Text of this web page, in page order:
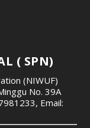
( SPN)
(NIWUF)
No. 39A
Email: